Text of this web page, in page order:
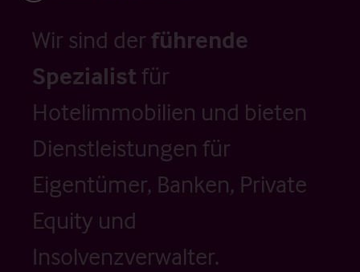
Wir sind der führende
Spezialistfür
Hotelimmobilien und bieten
Dienstleistungen für
Eigentümer, Banken, Private
Equity und
Insolvenzverwalter.